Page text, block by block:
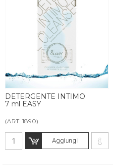
DETERGENTE INTIMO
7 ml EASY
(ART. 1890)
Aggiungi